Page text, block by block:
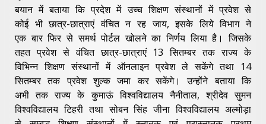
बयान में बताया कि प्रदेश में उच्च शिक्षण संस्थानों में प्रवेश से
कोई भी छात्र-छात्राएं वंचित न रह जाय, इसके लिये विभाग ने
एक बार फिर से समर्थ पोर्टल खोलने का निर्णय लिया है। जिसके
तहत प्रवेश से वंचित छात्र-छात्राएं 13 सितम्बर तक राज्य के
विभिन्न शिक्षण संस्थानों में ऑनलाइन प्रवेश ले सकेंगे तथा 14
सितम्बर तक प्रवेश शुल्क जमा कर सकेंगे। उन्होंने बताया कि
अभी तक राज्य के कुमाऊं विश्वविद्यालय नैनीताल, श्रीदेव सुमन
विश्वविद्यालय टिहरी तथा सोबन सिंह जीना विश्वविद्यालय अल्मोड़ा